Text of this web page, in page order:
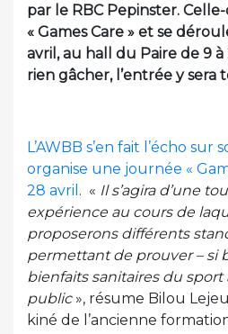
par le RBC Pepinster.
« Games Care » et se
avril, au hall du Paire de 9
rien gâcher, l’entrée y
L’AWBB s’en fait l’écho sur
organise une journée «
28 avril . « Il s’agira d’une
expérience au cours de
proposerons différents
permettant de prouver – si
bienfaits sanitaires du
public », résume Bilou
kiné de l’ancienne